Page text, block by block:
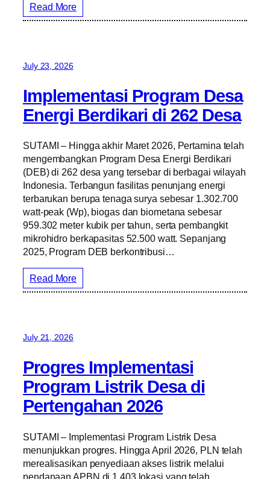
Read More
July 23, 2026
Implementasi Program Desa
Energi Berdikari di 262 Desa
SUTAMI – Hingga akhir Maret 2026, Pertamina telah
mengembangkan Program Desa Energi Berdikari
(DEB) di 262 desa yang tersebar di berbagai wilayah
Indonesia. Terbangun fasilitas penunjang energi
terbarukan berupa tenaga surya sebesar 1.302.700
watt-peak (Wp), biogas dan biometana sebesar
959.302 meter kubik per tahun, serta pembangkit
mikrohidro berkapasitas 52.500 watt. Sepanjang
2025, Program DEB berkontribusi…
Read More
July 21, 2026
Progres Implementasi
Program Listrik Desa di
Pertengahan 2026
SUTAMI – Implementasi Program Listrik Desa
menunjukkan progres. Hingga April 2026, PLN telah
merealisasikan penyediaan akses listrik melalui
pendanaan APBN di 1.403 lokasi yang telah